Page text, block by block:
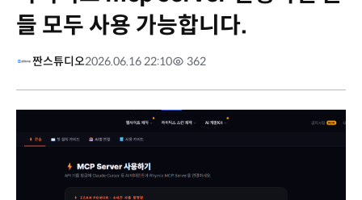
들 모두 사용 가능합니다.
짠스튜디오2026.06.16 22:10 362